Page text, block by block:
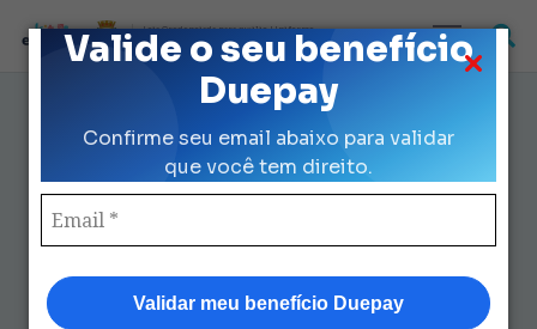
Valide o seu benefício
Duepay
Confirme seu email abaixo para validar
que você tem direito.
Validar meu benefício Duepay
Loja Credenciada para auxilio Uniforme
e Kit Escolar da Prefeitura de São Paulo
Guia Escolar Duepay Material
Utiliza: Compra 100% Fácil